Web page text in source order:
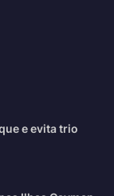
e evita trio